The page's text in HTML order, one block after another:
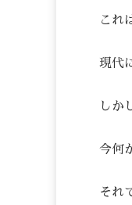
これ
現代
しか
今何
それ